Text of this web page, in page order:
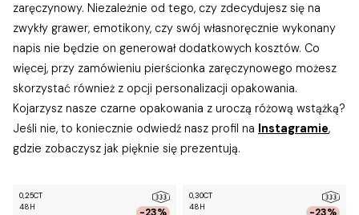
zaręczynowy. Niezależnie od tego, czy zdecydujesz się na
zwykły grawer, emotikony, czy swój własnoręcznie wykonany
napis nie będzie on generował dodatkowych kosztów. Co
więcej, przy zamówieniu pierścionka zaręczynowego możesz
skorzystać również z opcji personalizacji opakowania.
Kojarzysz nasze czarne opakowania z uroczą różową wstążką?
Jeśli nie, to koniecznie odwiedź nasz profil na Instagramie,
gdzie zobaczysz jak pięknie się prezentują.
0,25CT
48H
0,30CT
48H